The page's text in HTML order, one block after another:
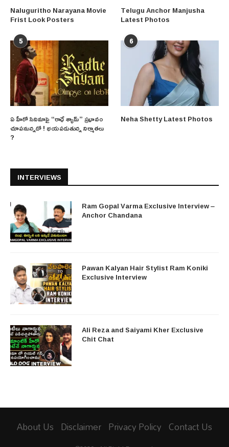
Naluguritho Narayana Movie
Frist Look Posters
Telugu Anchor Manjusha
Latest Photos
5
ఏ హీరో సినిమాపై “రాధే శ్యామ్” ప్రభావం
చూపనున్నదో ! భయపడుతున్న నిర్మాతలు
?
6
Neha Shetty Latest Photos
INTERVIEWS
Ram Gopal Varma Exclusive Interview –
Anchor Chandana
Pawan Kalyan Hair Stylist Ram Koniki
Exclusive Interview
Ali Reza and Saiyami Kher Exclusive
Chit Chat
About Us Disclaimer Privacy Policy Contact Us